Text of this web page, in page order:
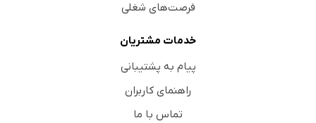
فرصت‌های شغلی
خدمات مشتریان
پیام به پشتیبانی
راهنمای کاربران
تماس با ما